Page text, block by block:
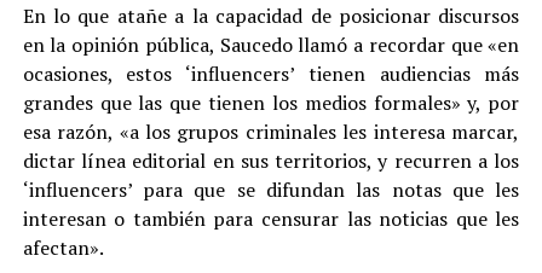
En lo que atañe a la capacidad de posicionar discursos
en la opinión pública, Saucedo llamó a recordar que «en
ocasiones, estos ‘influencers’ tienen audiencias más
grandes que las que tienen los medios formales» y, por
esa razón, «a los grupos criminales les interesa marcar,
dictar línea editorial en sus territorios, y recurren a los
‘influencers’ para que se difundan las notas que les
interesan o también para censurar las noticias que les
afectan».